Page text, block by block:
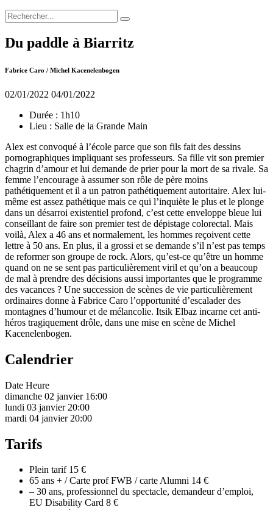
Du paddle à Biarritz
Fabrice Caro / Michel Kacenelenbogen
02/01/2022 04/01/2022
Durée : 1h10
Lieu : Salle de la Grande Main
Alex est convoqué à l’école parce que son fils fait des dessins
pornographiques impliquant ses professeurs. Sa fille vit son premier
chagrin d’amour et lui demande de prier pour la mort de sa rivale. Sa
femme l’encourage à assumer son rôle de père moins
pathétiquement et il a un patron pathétiquement autoritaire. Alex lui-
même est assez pathétique mais ce qui l’inquiète le plus et le plonge
dans un désarroi existentiel profond, c’est cette enveloppe bleue lui
conseillant de faire son premier test de dépistage colorectal. Mais
voilà, Alex a 46 ans et normalement, les hommes reçoivent cette
lettre à 50 ans. En plus, il a grossi et se demande s’il n’est pas temps
de reformer son groupe de rock. Alors, qu’est-ce qu’être un homme
quand on ne se sent pas particulièrement viril et qu’on a beaucoup
de mal à prendre des décisions aussi importantes que le programme
des vacances ? Une succession de scènes de vie particulièrement
ordinaires donne à Fabrice Caro l’opportunité d’escalader des
montagnes d’humour et de mélancolie. Itsik Elbaz incarne cet anti-
héros tragiquement drôle, dans une mise en scène de Michel
Kacenelenbogen.
Calendrier
Date Heure
dimanche 02 janvier 16:00
lundi 03 janvier 20:00
mardi 04 janvier 20:00
Tarifs
Plein tarif 15 €
65 ans + / Carte prof FWB / carte Alumni 14 €
– 30 ans, professionnel du spectacle, demandeur d’emploi,
EU Disability Card 8 €